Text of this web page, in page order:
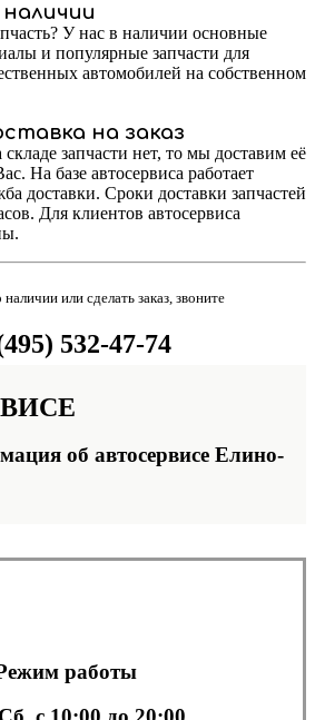
У нас в наличии основные
и популярные запчасти для
автомобилей на собственном
на заказ
запчасти нет, то мы доставим её
На базе автосервиса работает
доставки. Сроки доставки запчастей
Для клиентов автосервиса
или сделать заказ, звоните
532-47-74
об автосервисе Елино-
работы